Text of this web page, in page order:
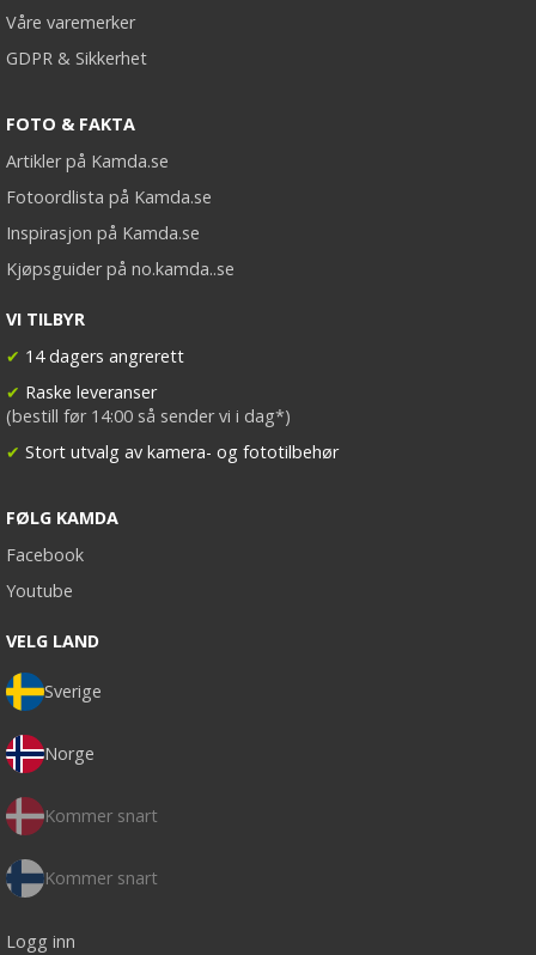
Våre varemerker
GDPR & Sikkerhet
FOTO & FAKTA
Artikler på Kamda.se
Fotoordlista på Kamda.se
Inspirasjon på Kamda.se
Kjøpsguider på no.kamda..se
VI TILBYR
✔ 14 dagers angrerett
✔ Raske leveranser
(bestill før 14:00 så sender vi i dag*)
✔ Stort utvalg av kamera- og fototilbehør
FØLG KAMDA
Facebook
Youtube
VELG LAND
Sverige
Norge
Kommer snart
Kommer snart
Logg inn